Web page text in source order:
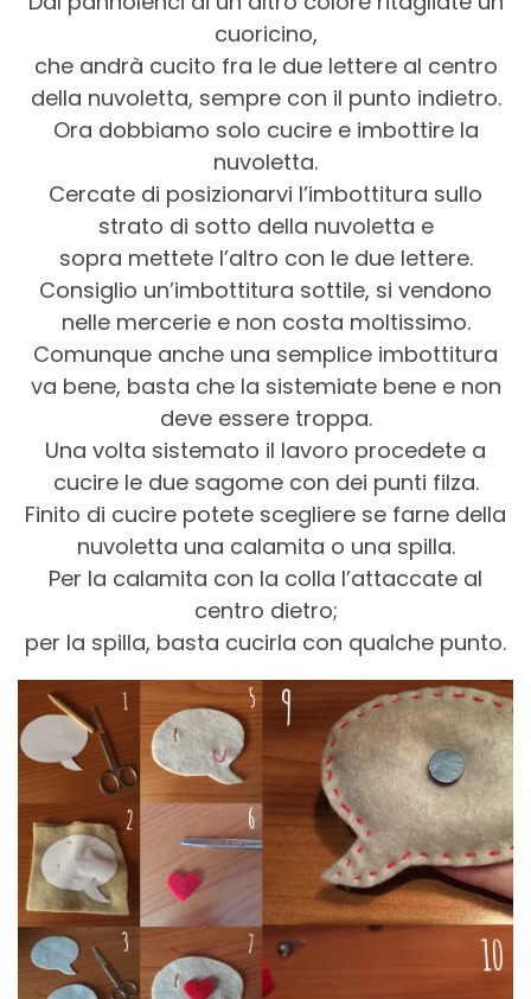
cuoricino,
che andrà cucito fra le due lettere al centro
della nuvoletta, sempre con il punto indietro.
Ora dobbiamo solo cucire e imbottire la
nuvoletta.
Cercate di posizionarvi l’imbottitura sullo
strato di sotto della nuvoletta e
sopra mettete l’altro con le due lettere.
Consiglio un’imbottitura sottile, si vendono
nelle mercerie e non costa moltissimo.
Comunque anche una semplice imbottitura
va bene, basta che la sistemiate bene e non
deve essere troppa.
Una volta sistemato il lavoro procedete a
cucire le due sagome con dei punti filza.
Finito di cucire potete scegliere se farne della
nuvoletta una calamita o una spilla.
Per la calamita con la colla l’attaccate al
centro dietro;
per la spilla, basta cucirla con qualche punto.